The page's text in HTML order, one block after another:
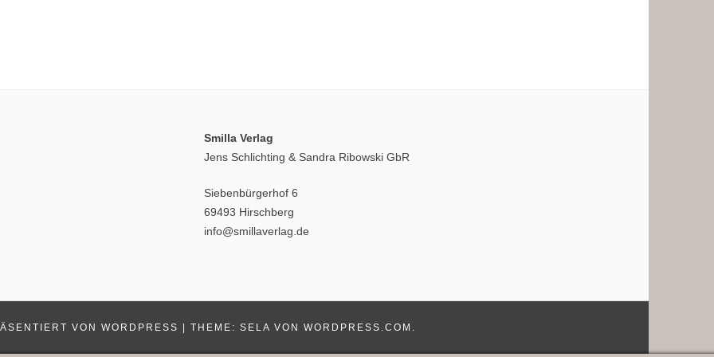
Smilla Verlag
Jens Schlichting & Sandra Ribowski GbR
Siebenbürgerhof 6
69493 Hirschberg
info@smillaverlag.de
VON WORDPRESS THEME: SELA VON WORDPRESS.COM .